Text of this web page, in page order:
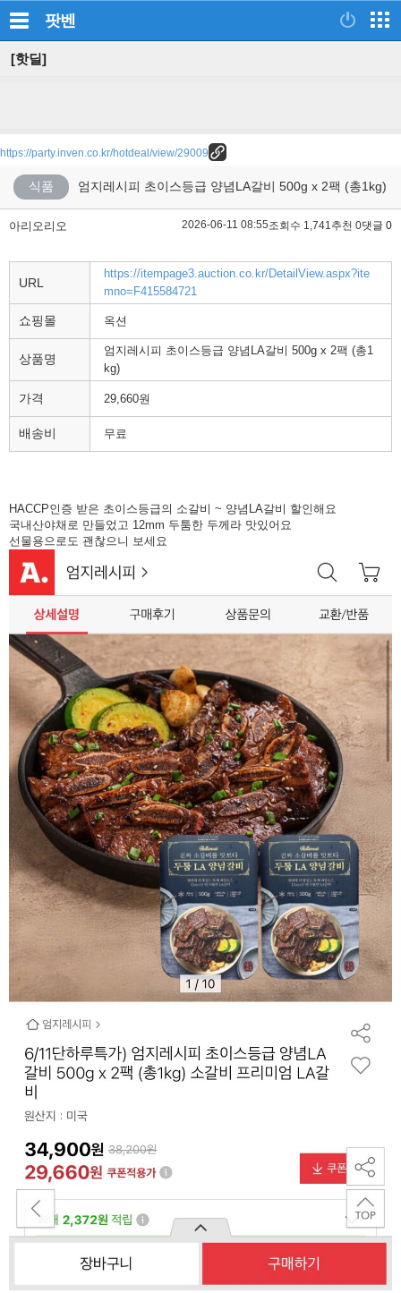
팟벤
[핫딜]
https://party.inven.co.kr/hotdeal/view/29009
식품 엄지레시피 초이스등급 양념LA갈비 500g x 2팩 (총1kg)
아리오리오 2026-06-11 08:55조회수 1,741추천 0댓글 0
URL
https://itempage3.auction.co.kr/DetailView.aspx?ite
mno=F415584721
쇼핑몰 옥션
상품명
엄지레시피 초이스등급 양념LA갈비 500g x 2팩 (총1
kg)
가격 29,660원
배송비 무료
HACCP인증 받은 초이스등급의 소갈비 ~ 양념LA갈비 할인해요
국내산야채로 만들었고 12mm 두툼한 두께라 맛있어요
선물용으로도 괜찮으니 보세요